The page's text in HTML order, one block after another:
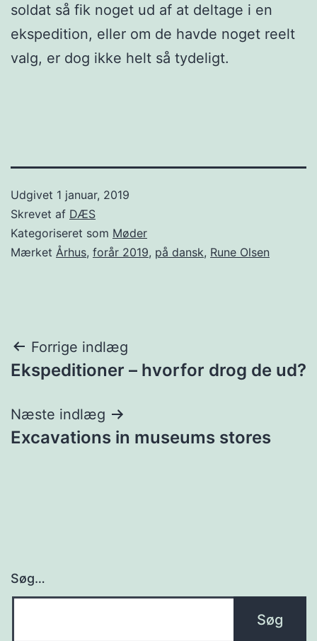
soldat så fik noget ud af at deltage i en
ekspedition, eller om de havde noget reelt
valg, er dog ikke helt så tydeligt.
Udgivet 1 januar, 2019
Skrevet af DÆS
Kategoriseret som Møder
Mærket Århus, forår 2019, på dansk, Rune Olsen
Indlægsnavigation
Forrige indlæg
Ekspeditioner – hvorfor drog de ud?
Næste indlæg
Excavations in museums stores
Søg…